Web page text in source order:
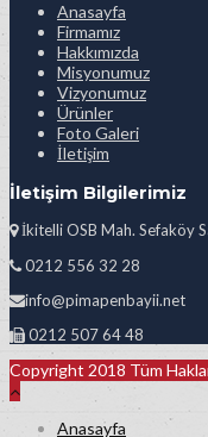
Anasayfa
Firmamız
Hakkımızda
Misyonumuz
Vizyonumuz
Ürünler
Foto Galeri
İletişim
İletişim Bilgilerimiz
İkitelli OSB Mah. Sefaköy
0212 556 32 28
info@pimapenbayii.net
0212 507 64 48
Copyright 2018 Tüm
Anasayfa